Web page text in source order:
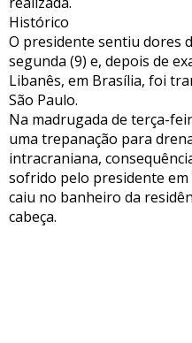
Histórico
O presidente sentiu dores
segunda (9) e, depois de
Libanês, em Brasília, foi
São Paulo.
Na madrugada de terça-
uma trepanação para
intracraniana,
sofrido pelo presidente
caiu no banheiro da
cabeça.